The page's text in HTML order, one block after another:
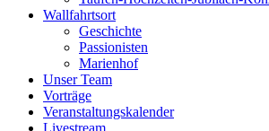
Wallfahrtsort
Geschichte
Passionisten
Marienhof
Unser Team
Vorträge
Veranstaltungskalender
Livestream